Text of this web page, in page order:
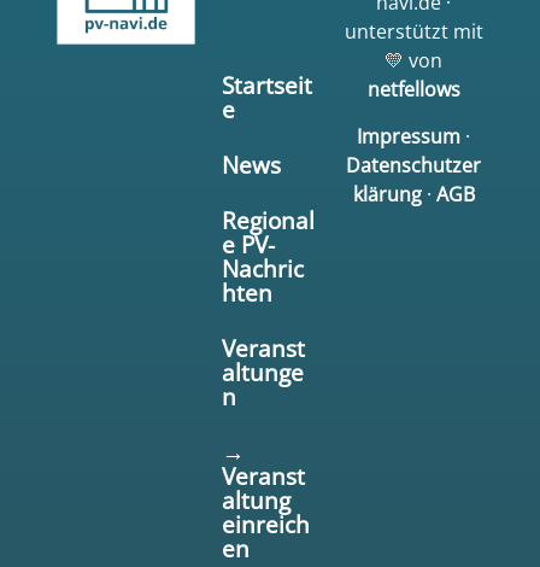
Startseit
e
News
Regional
e PV-
Nachric
hten
Veranst
altunge
n
→
Veranst
altung
einreich
en
unterstützt mit
💛 von
netfellows
Impressum ·
Datenschutzer
klärung· AGB